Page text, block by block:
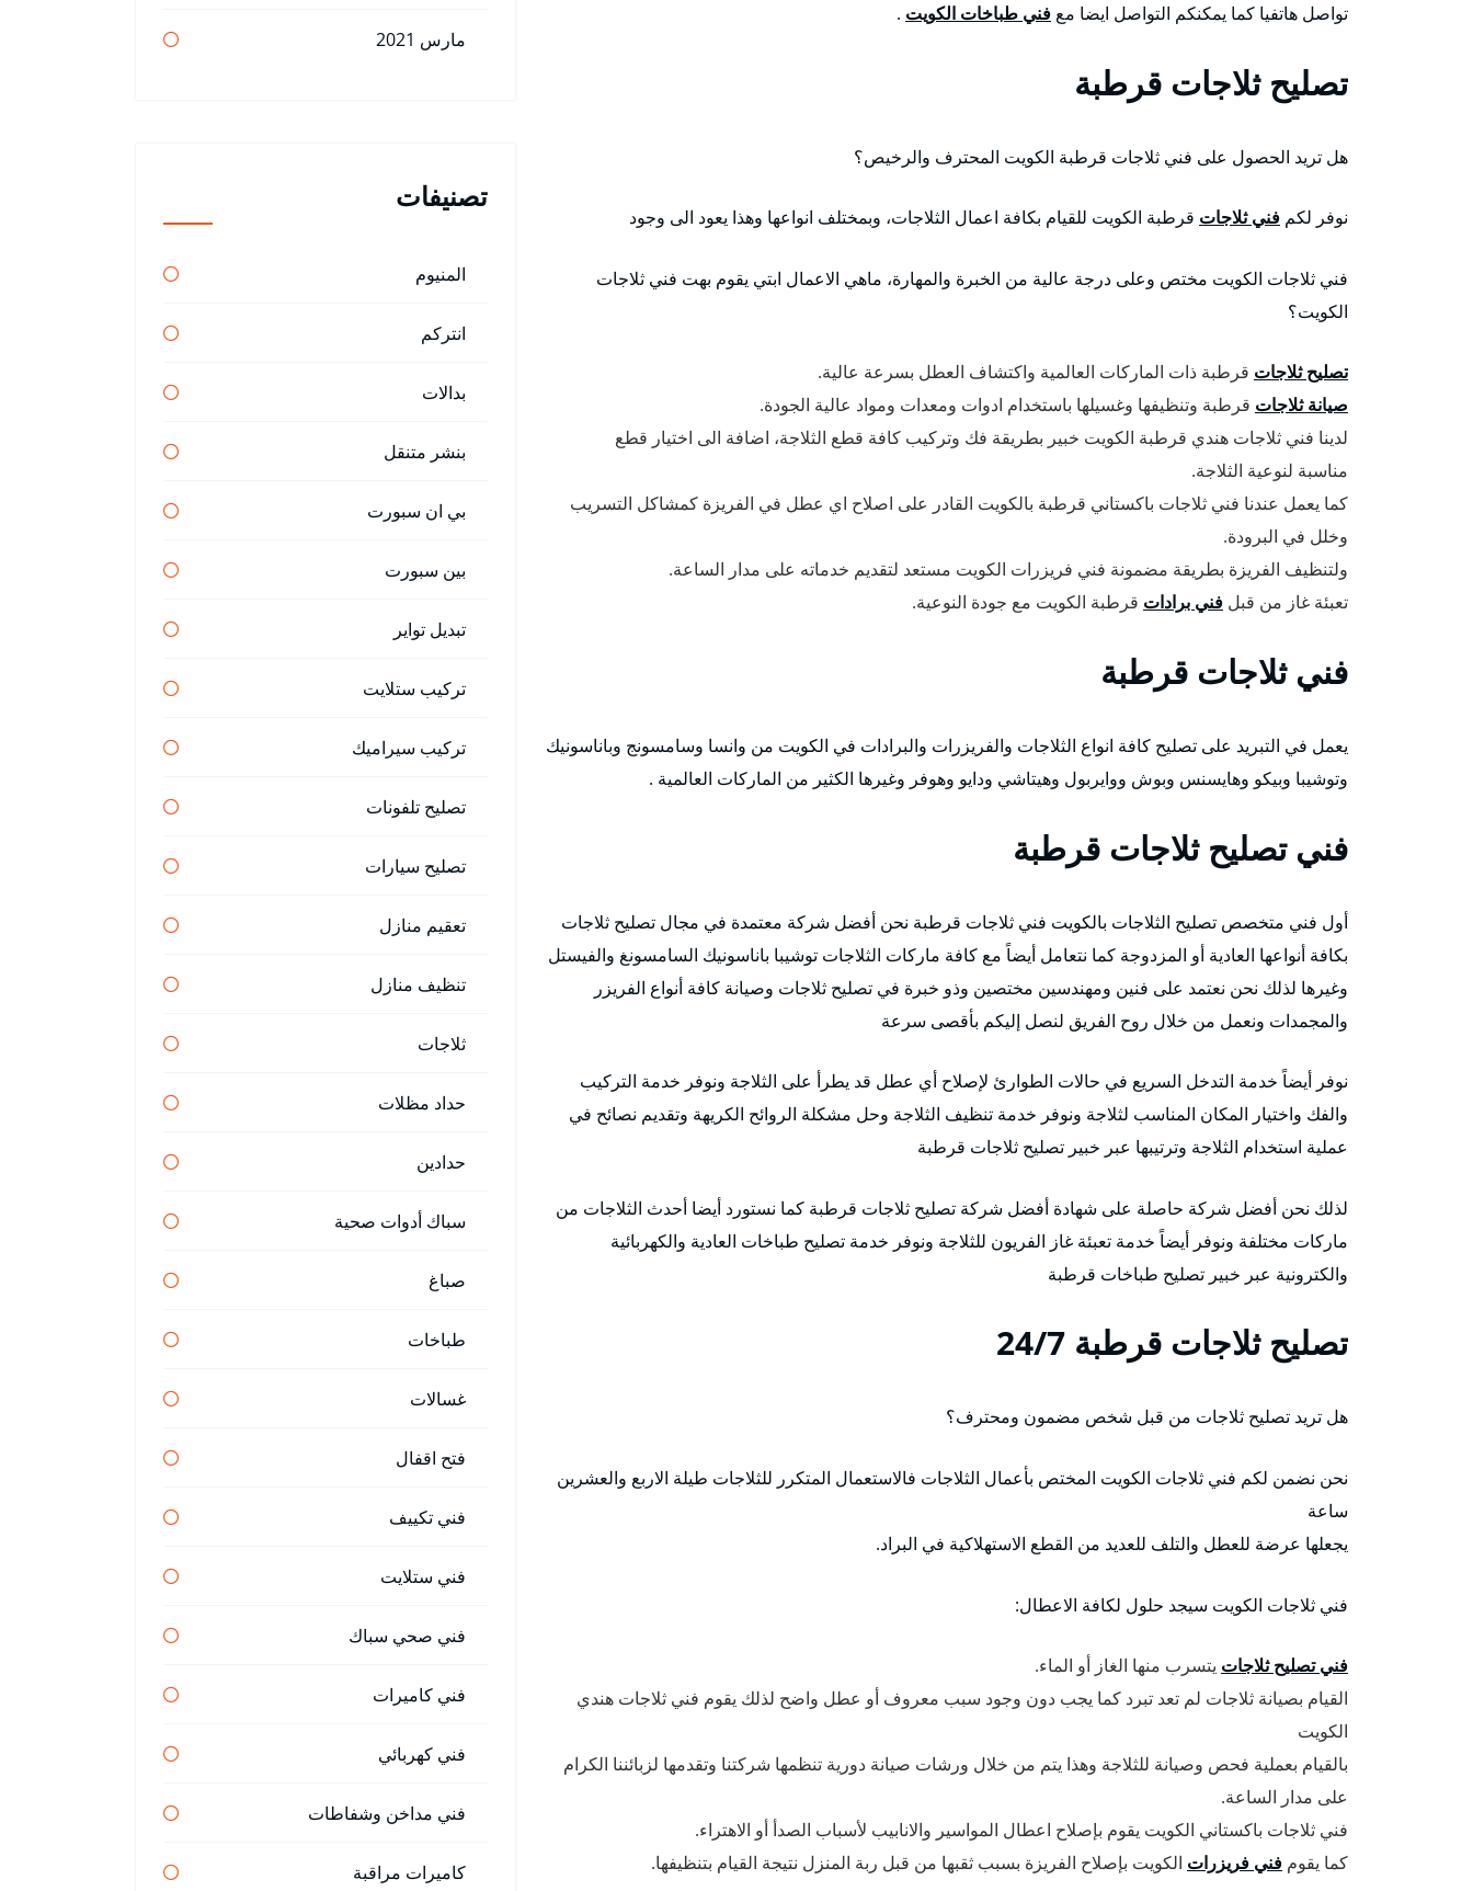
تواصل هاتفيا كما يمكنكم التواصل ايضا مع فني طباخات الكويت .
تصليح ثلاجات قرطبة
هل تريد الحصول على فني ثلاجات قرطبة الكويت المحترف والرخيص؟
نوفر لكم فني ثلاجات قرطبة الكويت للقيام بكافة اعمال الثلاجات، وبمختلف انواعها وهذا يعود الى وجود
فني ثلاجات الكويت مختص وعلى درجة عالية من الخبرة والمهارة، ماهي الاعمال ابتي يقوم بهت فني ثلاجات
الكويت؟
تصليح ثلاجات قرطبة ذات الماركات العالمية واكتشاف العطل بسرعة عالية.
صيانة ثلاجات قرطبة وتنظيفها وغسيلها باستخدام ادوات ومعدات ومواد عالية الجودة.
لدينا فني ثلاجات هندي قرطبة الكويت خبير بطريقة فك وتركيب كافة قطع الثلاجة، اضافة الى اختيار قطع
مناسبة لنوعية الثلاجة.
كما يعمل عندنا فني ثلاجات باكستاني قرطبة بالكويت القادر على اصلاح اي عطل في الفريزة كمشاكل التسريب
وخلل في البرودة.
ولتنظيف الفريزة بطريقة مضمونة فني فريزرات الكويت مستعد لتقديم خدماته على مدار الساعة.
تعبئة غاز من قبل فني برادات قرطبة الكويت مع جودة النوعية.
فني ثلاجات قرطبة
يعمل في التبريد على تصليح كافة انواع الثلاجات والفريزرات والبرادات في الكويت من وانسا وسامسونج وباناسونيك
وتوشيبا وبيكو وهايسنس وبوش ووايربول وهيتاشي ودايو وهوفر وغيرها الكثير من الماركات العالمية .
فني تصليح ثلاجات قرطبة
أول فني متخصص تصليح الثلاجات بالكويت فني ثلاجات قرطبة نحن أفضل شركة معتمدة في مجال تصليح ثلاجات
بكافة أنواعها العادية أو المزدوجة كما نتعامل أيضاً مع كافة ماركات الثلاجات توشيبا باناسونيك السامسونغ والفيستل
وغيرها لذلك نحن نعتمد على فنين ومهندسين مختصين وذو خبرة في تصليح ثلاجات وصيانة كافة أنواع الفريزر
والمجمدات ونعمل من خلال روح الفريق لنصل إليكم بأقصى سرعة
نوفر أيضاً خدمة التدخل السريع في حالات الطوارئ لإصلاح أي عطل قد يطرأ على الثلاجة ونوفر خدمة التركيب
والفك واختيار المكان المناسب لثلاجة ونوفر خدمة تنظيف الثلاجة وحل مشكلة الروائح الكريهة وتقديم نصائح في
عملية استخدام الثلاجة وترتيبها عبر خبير تصليح ثلاجات قرطبة
لذلك نحن أفضل شركة حاصلة على شهادة أفضل شركة تصليح ثلاجات قرطبة كما نستورد أيضا أحدث الثلاجات من
ماركات مختلفة ونوفر أيضاً خدمة تعبئة غاز الفريون للثلاجة ونوفر خدمة تصليح طباخات العادية والكهربائية
والكترونية عبر خبير تصليح طباخات قرطبة
تصليح ثلاجات قرطبة 24/7
هل تريد تصليح ثلاجات من قبل شخص مضمون ومحترف؟
نحن نضمن لكم فني ثلاجات الكويت المختص بأعمال الثلاجات فالاستعمال المتكرر للثلاجات طيلة الاربع والعشرين
ساعة
يجعلها عرضة للعطل والتلف للعديد من القطع الاستهلاكية في البراد.
فني ثلاجات الكويت سيجد حلول لكافة الاعطال:
فني تصليح ثلاجات يتسرب منها الغاز أو الماء.
القيام بصيانة ثلاجات لم تعد تبرد كما يجب دون وجود سبب معروف أو عطل واضح لذلك يقوم فني ثلاجات هندي
الكويت
بالقيام بعملية فحص وصيانة للثلاجة وهذا يتم من خلال ورشات صيانة دورية تنظمها شركتنا وتقدمها لزبائننا الكرام
على مدار الساعة.
فني ثلاجات باكستاني الكويت يقوم بإصلاح اعطال المواسير والانابيب لأسباب الصدأ أو الاهتراء.
كما يقوم فني فريزرات الكويت بإصلاح الفريزة بسبب ثقبها من قبل ربة المنزل نتيجة القيام بتنظيفها.
مارس 2021
تصنيفات
المنيوم
انتركم
بدالات
بنشر متنقل
بي ان سبورت
بين سبورت
تبديل تواير
تركيب ستلايت
تركيب سيراميك
تصليح تلفونات
تصليح سيارات
تعقيم منازل
تنظيف منازل
ثلاجات
حداد مظلات
حدادين
سباك أدوات صحية
صباغ
طباخات
غسالات
فتح اقفال
فني تكييف
فني ستلايت
فني صحي سباك
فني كاميرات
فني كهربائي
فني مداخن وشفاطات
كاميرات مراقبة